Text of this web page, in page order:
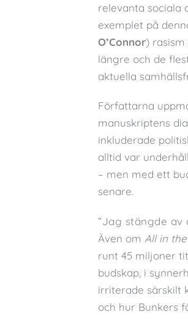
relevanta sociala
exemplet på
O’Connor)
längre och de
aktuella
Författarna
manuskriptens
inkluderade
alltid var
– men med ett
senare.
”Jag stängde
Även om All in
runt 45 miljoner
budskap, i
irriterade särskilt
och hur Bunkers